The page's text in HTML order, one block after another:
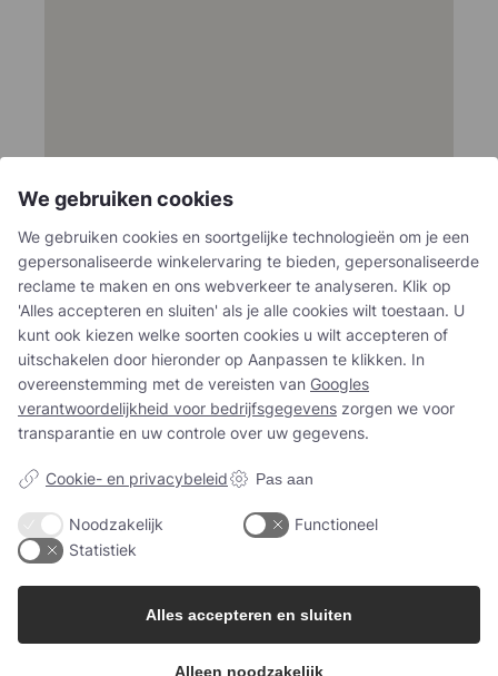
We gebruiken cookies
We gebruiken cookies en soortgelijke technologieën om je een
gepersonaliseerde winkelervaring te bieden, gepersonaliseerde
reclame te maken en ons webverkeer te analyseren. Klik op
'Alles accepteren en sluiten' als je alle cookies wilt toestaan. U
kunt ook kiezen welke soorten cookies u wilt accepteren of
uitschakelen door hieronder op Aanpassen te klikken. In
overeenstemming met de vereisten van Googles
verantwoordelijkheid voor bedrijfsgegevens zorgen we voor
transparantie en uw controle over uw gegevens.
Cookie- en privacybeleid Pas aan
Noodzakelijk
Functioneel
Statistiek
Alleen noodzakelijk
Alles accepteren en sluiten